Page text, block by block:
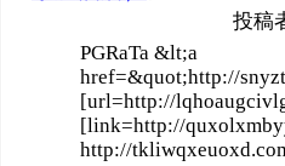
投稿
PGRaTa &lt;a
href=&quot;http://
[url=http://
[link=http://
http://